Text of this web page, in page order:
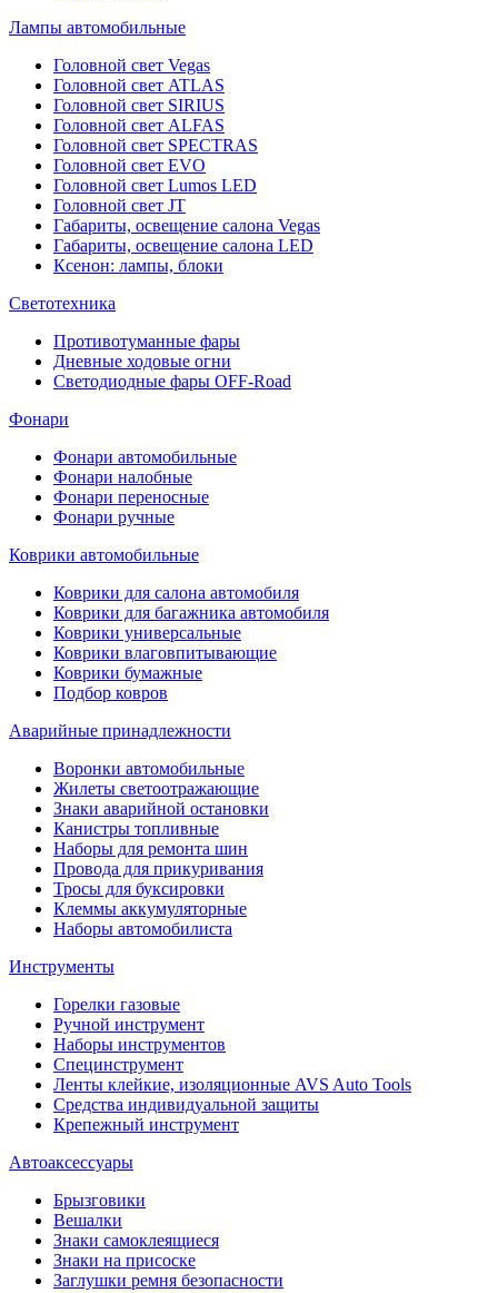
Лампы автомобильные
Головной свет Vegas
Головной свет ATLAS
Головной свет SIRIUS
Головной свет ALFAS
Головной свет SPECTRAS
Головной свет EVO
Головной свет Lumos LED
Головной свет JT
Габариты, освещение салона Vegas
Габариты, освещение салона LED
Ксенон: лампы, блоки
Светотехника
Противотуманные фары
Дневные ходовые огни
Светодиодные фары OFF-Road
Фонари
Фонари автомобильные
Фонари налобные
Фонари переносные
Фонари ручные
Коврики автомобильные
Коврики для салона автомобиля
Коврики для багажника автомобиля
Коврики универсальные
Коврики влаговпитывающие
Коврики бумажные
Подбор ковров
Аварийные принадлежности
Воронки автомобильные
Жилеты светоотражающие
Знаки аварийной остановки
Канистры топливные
Наборы для ремонта шин
Провода для прикуривания
Тросы для буксировки
Клеммы аккумуляторные
Наборы автомобилиста
Инструменты
Горелки газовые
Ручной инструмент
Наборы инструментов
Специнструмент
Ленты клейкие, изоляционные AVS Auto Tools
Средства индивидуальной защиты
Крепежный инструмент
Автоаксессуары
Брызговики
Вешалки
Знаки самоклеящиеся
Знаки на присоске
Заглушки ремня безопасности